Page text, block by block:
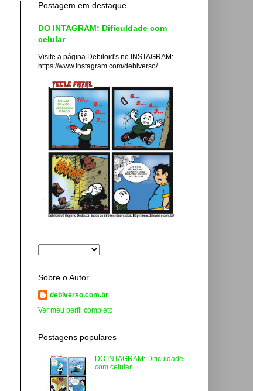
Postagem em destaque
DO INTAGRAM: Dificuldade com
celular
Visite a página Debiloid's no INSTAGRAM:
https://www.instagram.com/debiverso/
Sobre o Autor
debiverso.com.br
Ver meu perfil completo
Postagens populares
DO INTAGRAM: Dificuldade
com celular